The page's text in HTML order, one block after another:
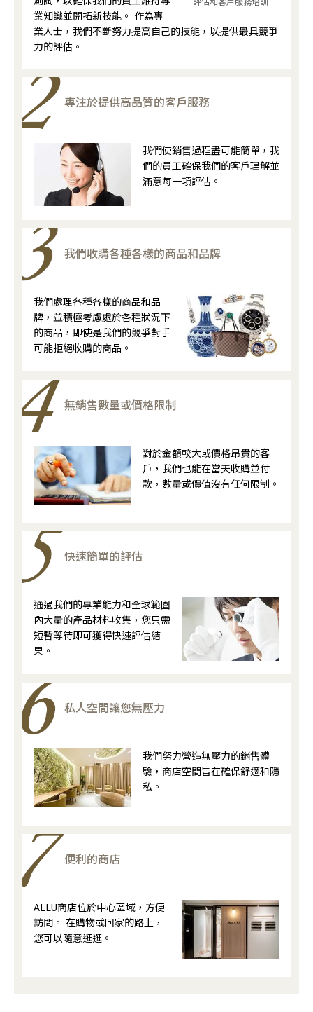
業知識並開拓新技能。 作為專
業人士，我們不斷努力提高自己的技能，以提供最具競爭
力的評估。
專注於提供高品質的客戶服務
我們使銷售過程盡可能簡單，我
們的員工確保我們的客戶理解並
滿意每一項評估。
我們收購各種各樣的商品和品牌
我們處理各種各樣的商品和品
牌，並積極考慮處於各種狀況下
的商品，即使是我們的競爭對手
可能拒絕收購的商品。
無銷售數量或價格限制
對於金額較大或價格昂貴的客
戶，我們也能在當天收購並付
款，數量或價值沒有任何限制。
快速簡單的評估
通過我們的專業能力和全球範圍
內大量的產品材料收集，您只需
短暫等待即可獲得快速評估結
果。
私人空間讓您無壓力
我們努力營造無壓力的銷售體
驗，商店空間旨在確保舒適和隱
私。
便利的商店
ALLU商店位於中心區域，方便
訪問。 在購物或回家的路上，
您可以隨意逛逛。